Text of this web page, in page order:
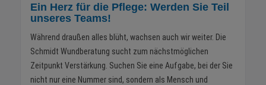
Ein Herz für die Pflege: Werden Sie Teil
unseres Teams!
Während draußen alles blüht, wachsen auch wir weiter. Die
Schmidt Wundberatung sucht zum nächstmöglichen
Zeitpunkt Verstärkung. Suchen Sie eine Aufgabe, bei der Sie
nicht nur eine Nummer sind, sondern als Mensch und